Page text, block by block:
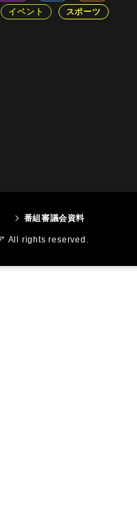
イベント
スポーツ
番組審議会資料
All rights reserved.